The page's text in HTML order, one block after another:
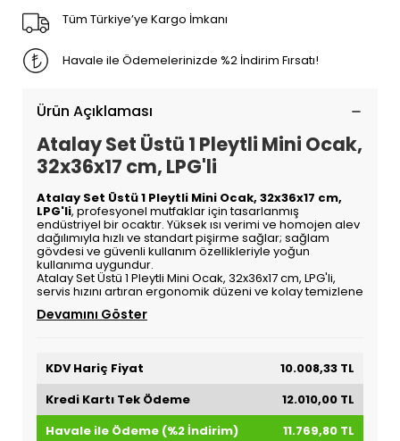
Tüm Türkiye’ye Kargo İmkanı
Havale ile Ödemelerinizde %2 İndirim Fırsatı!
Ürün Açıklaması
Atalay Set Üstü 1 Pleytli Mini Ocak,
32x36x17 cm, LPG'li
Atalay Set Üstü 1 Pleytli Mini Ocak, 32x36x17 cm,
LPG'li, profesyonel mutfaklar için tasarlanmış
endüstriyel bir ocaktır. Yüksek ısı verimi ve homojen alev
dağılımıyla hızlı ve standart pişirme sağlar; sağlam
gövdesi ve güvenli kullanım özellikleriyle yoğun
kullanıma uygundur.
Atalay Set Üstü 1 Pleytli Mini Ocak, 32x36x17 cm, LPG'li,
servis hızını artıran ergonomik düzeni ve kolay temizlene
Devamını Göster
KDV Hariç Fiyat
10.008,33 TL
Kredi Kartı Tek Ödeme
12.010,00 TL
Havale ile Ödeme (%2 İndirim)
11.769,80 TL